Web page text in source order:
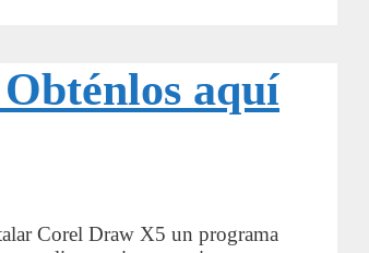
aquí
Corel Draw X5 un programa